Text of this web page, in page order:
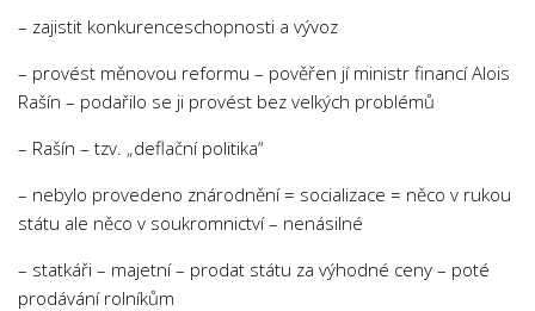
Společenské vědy
Zdravotnictví
Novinky
– zajistit konkurenceschopnosti a vývoz
– provést měnovou reformu – pověřen jí ministr financí Alois
Rašín – podařilo se ji provést bez velkých problémů
– Rašín – tzv. „deflační politika“
– nebylo provedeno znárodnění = socializace = něco v rukou
státu ale něco v soukromnictví – nenásilné
– statkáři – majetní – prodat státu za výhodné ceny – poté
prodávání rolníkům